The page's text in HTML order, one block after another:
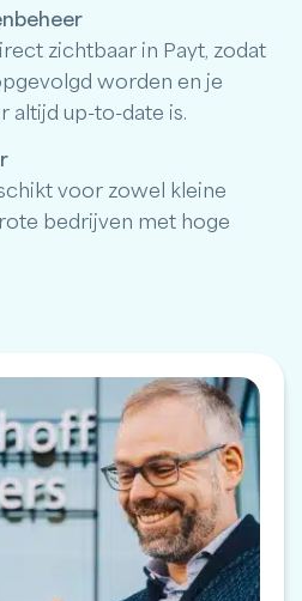
zichtbaar in Payt, zodat
worden en je
altijd up-to-date is.
voor zowel kleine
bedrijven met hoge